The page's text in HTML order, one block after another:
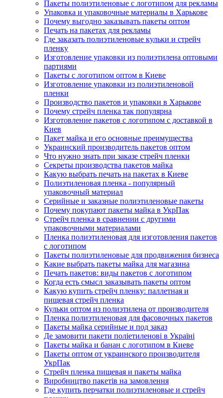
Пакеты полиэтиленовые с логотипом для рекламы
Упаковка и упаковочные материалы в Харькове
Почему выгодно заказывать пакеты оптом
Печать на пакетах для рекламы
Где заказать полиэтиленовые кульки и стрейч
пленку
Изготовление упаковки из полиэтилена оптовыми
партиями
Пакеты с логотипом оптом в Киеве
Изготовление упаковки из полиэтиленовой
пленки
Производство пакетов и упаковки в Харькове
Почему стрейч пленка так популярна
Изготовление пакетов с логотипом с доставкой в
Киев
Пакет майка и его основные преимущества
Украинский производитель пакетов оптом
Что нужно знать при заказе стрейч пленки
Секреты производства пакетов майка
Какую выбрать печать на пакетах в Киеве
Полиэтиленовая пленка - популярный
упаковочный материал
Серийные и заказные полиэтиленовые пакеты
Почему покупают пакеты майка в УкрПак
Стрейч пленка в сравнении с другими
упаковочными материалами
Пленка полиэтиленовая для изготовления пакетов
с логотипом
Пакеты полиэтиленовые для продвижения бизнеса
Какие выбрать пакеты майка для магазина
Печать пакетов: виды пакетов с логотипом
Когда есть смысл заказывать пакеты оптом
Какую купить стрейч пленку: паллетная и
пищевая стрейч пленка
Кульки оптом из полиэтилена от производителя
Пленка полиэтиленовая для фасовочных пакетов
Пакеты майка серийные и под заказ
Де замовити пакети поліетиленові в Україні
Пакеты майка и банан с логотипом в Киеве
Пакеты оптом от украинского производителя
УкрПак
Стрейч пленка пищевая и пакеты майка
Виробництво пакетів на замовлення
Где купить перчатки полиэтиленовые и стрейч